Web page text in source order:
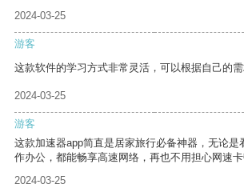
2024-03-25
游客
这款软件的学习方式非常灵活，可以根据自己的需
2024-03-25
游客
这款加速器app简直是居家旅行必备神器，无论是
作办公，都能畅享高速网络，再也不用担心网速卡
2024-03-25